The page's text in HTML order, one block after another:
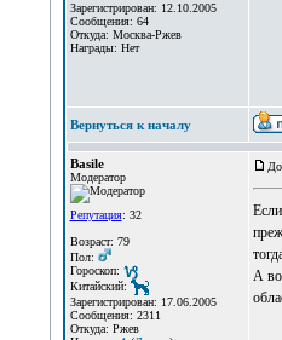
Зарегистрирован: 12.10.2005
Сообщения: 64
Откуда: Москва-Ржев
Награды: Нет
Вернуться к началу
Basile
Модератор
Репутация: 32
Возраст: 79
Пол:
Гороскоп:
Китайский:
Зарегистрирован: 17.06.2005
Сообщения: 2311
Откуда: Ржев
А